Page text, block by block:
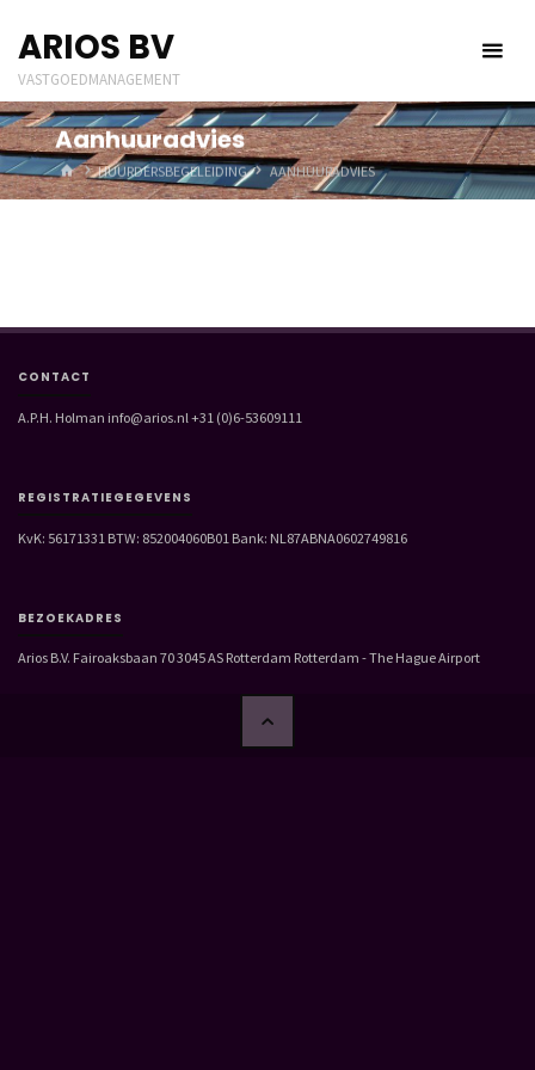
naar
inhoud
ARIOS BV
VASTGOEDMANAGEMENT
Aanhuuradvies
HOMEHUURDERSBEGELEIDING AANHUURADVIES
CONTACT
A.P.H. Holman info@arios.nl +31 (0)6-53609111
REGISTRATIEGEGEVENS
KvK: 56171331 BTW: 852004060B01 Bank: NL87ABNA0602749816
BEZOEKADRES
Arios B.V. Fairoaksbaan 70 3045 AS Rotterdam Rotterdam - The Hague Airport